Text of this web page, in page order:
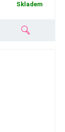
Skladem